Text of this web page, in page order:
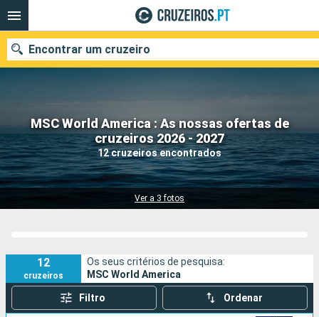
MSC World America : As nossas ofertas de
cruzeiros 2026 - 2027
12 cruzeiros encontrados
Ver a 3 fotos
Encontrar um cruzeiro
Quando ir?
Data de partida
12
cruzeiros
Os seus critérios de pesquisa:
MSC World America
Filtro Ordenar